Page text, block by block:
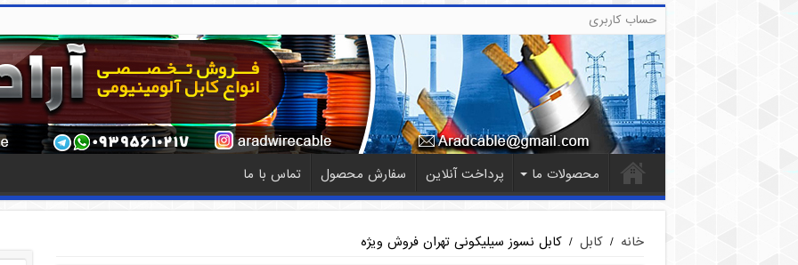
حساب کاربری
محصولات ما پرداخت آنلاین سفارش محصول تماس با ما
خانه / کابل / کابل نسوز سیلیکونی تهران فروش ویژه